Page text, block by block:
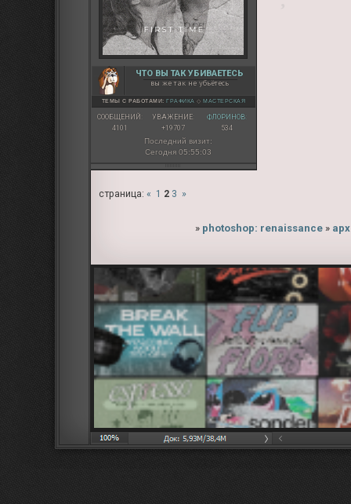
ЧТО ВЫ ТАК УБИВАЕТЕСЬ
вы же так не убьётесь
ТЕМЫ С РАБОТАМИ:ГРАФИКА ◇МАСТЕРСКАЯ
СООБЩЕНИЙ:
4101
УВАЖЕНИЕ:
+19707
ФЛОРИНОВ:
534
Последний визит:
Сегодня 05:55:03
страница:« 1 2 3 »
» photoshop: renaissance »